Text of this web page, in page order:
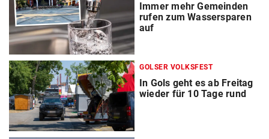
Immer mehr Gemeinden
rufen zum Wassersparen
auf
GOLSER VOLKSFEST
In Gols geht es ab Freitag
wieder für 10 Tage rund